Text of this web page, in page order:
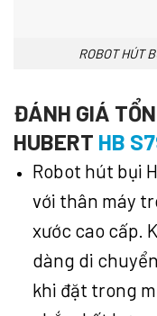
ROBOT HÚT
ĐÁNH GIÁ
HUBERT HB
Robot hút bụi
với thân máy
xước cao cấp.
dàng di
khi đặt trong